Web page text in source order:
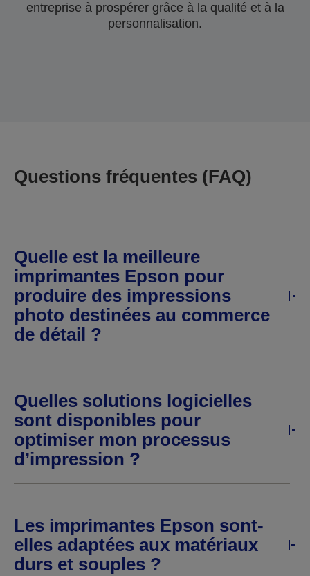
entreprise à prospérer grâce à la qualité et à la
personnalisation.
Questions fréquentes (FAQ)
Quelle est la meilleure
imprimantes Epson pour
produire des impressions
photo destinées au commerce
de détail ?
Quelles solutions logicielles
sont disponibles pour
optimiser mon processus
d’impression ?
Les imprimantes Epson sont-
elles adaptées aux matériaux
durs et souples ?